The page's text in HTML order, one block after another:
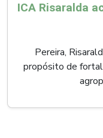
Pereira,
propósito de